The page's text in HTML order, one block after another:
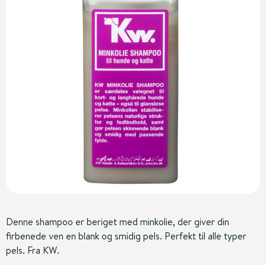
Denne shampoo er beriget med minkolie, der giver din
firbenede ven en blank og smidig pels. Perfekt til alle typer
pels. Fra KW.